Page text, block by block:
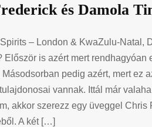
és Damola
– London & KwaZulu-Natal,
Először is azért mert rendhagyóan
Másodsorban pedig azért, mert ez
vannak. Ittál már
akkor szerezz egy üveggel Chris
A két […]